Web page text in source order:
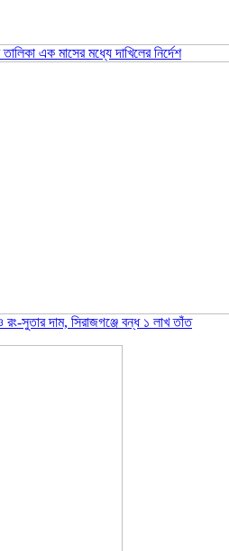
তালিকা এক মাসের মধ্যে দাখিলের নির্দেশ
সুতার দাম, সিরাজগঞ্জে বন্ধ ১ লাখ তাঁত